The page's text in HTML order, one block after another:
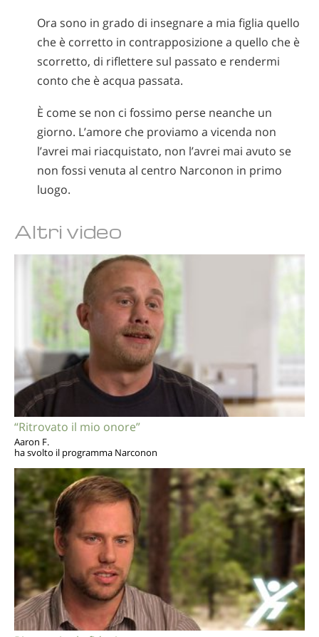
Ora sono in grado di insegnare a mia figlia quello
che è corretto in contrapposizione a quello che è
scorretto, di riflettere sul passato e rendermi
conto che è acqua passata.
È come se non ci fossimo perse neanche un
giorno. L’amore che proviamo a vicenda non
l’avrei mai riacquistato, non l’avrei mai avuto se
non fossi venuta al centro Narconon in primo
luogo.
Altri video
“Ritrovato il mio onore”
Aaron F.
ha svolto il programma Narconon